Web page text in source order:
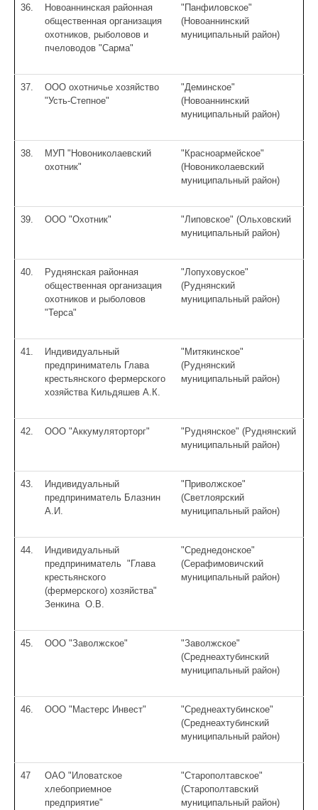
36.
Новоаннинская районная
общественная организация
охотников, рыболовов и
пчеловодов "Сарма"
"Панфиловское"
(Новоаннинский
муниципальный район)
37.
ООО охотничье хозяйство
"Усть-Степное"
"Деминское"
(Новоаннинский
муниципальный район)
38.
МУП "Новониколаевский
охотник"
"Красноармейское"
(Новониколаевский
муниципальный район)
39. ООО "Охотник"
"Липовское" (Ольховский
муниципальный район)
40.
Руднянская районная
общественная организация
охотников и рыболовов
"Терса"
"Лопуховуское"
(Руднянский
муниципальный район)
41.
Индивидуальный
предприниматель Глава
крестьянского фермерского
хозяйства Кильдяшев А.К.
"Митякинское"
(Руднянский
муниципальный район)
42. ООО "Аккумуляторторг"
"Руднянское" (Руднянский
муниципальный район)
43.
Индивидуальный
предприниматель Блазнин
А.И.
"Приволжское"
(Светлоярский
муниципальный район)
44.
Индивидуальный
предприниматель "Глава
крестьянского
(фермерского) хозяйства"
Зенкина О.В.
"Среднедонское"
(Серафимовичский
муниципальный район)
45. ООО "Заволжское"
"Заволжское"
(Среднеахтубинский
муниципальный район)
46. ООО "Мастерс Инвест"
"Среднеахтубинское"
(Среднеахтубинский
муниципальный район)
47
ОАО "Иловатское
хлебоприемное
предприятие"
"Старополтавское"
(Старополтавский
муниципальный район)